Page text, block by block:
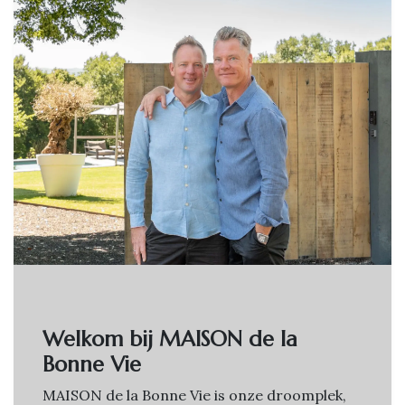
Welkom bij MAISON de la
Bonne Vie
MAISON de la Bonne Vie is onze droomplek,